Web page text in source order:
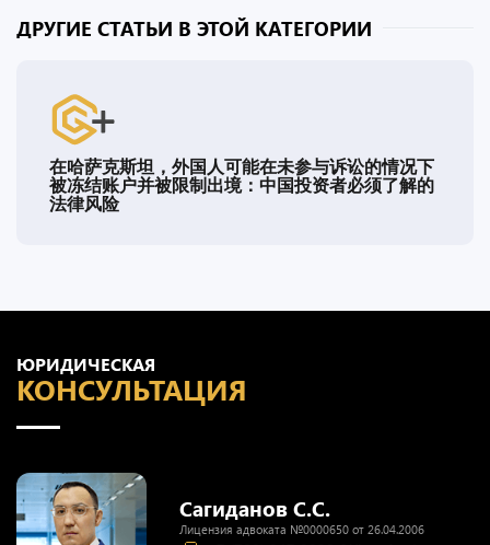
ДРУГИЕ СТАТЬИ В ЭТОЙ КАТЕГОРИИ
在哈萨克斯坦，外国人可能在未参与诉讼的情况下
被冻结账户并被限制出境：中国投资者必须了解的
法律风险
ЮРИДИЧЕСКАЯ
КОНСУЛЬТАЦИЯ
Сагиданов С.С.
Лицензия адвоката №0000650 от 26.04.2006